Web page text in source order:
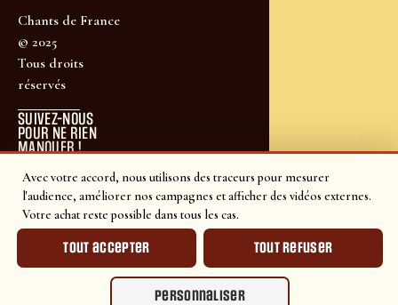
Avec votre accord, nous utilisons des traceurs pour mesurer
l'audience, améliorer nos campagnes et afficher des vidéos externes.
Votre achat reste possible dans tous les cas.
Tout accepter Tout refuser
Personnaliser
Chants de France
© 2025
Tous droits
réservés
SUIVEZ-NOUS
POUR NE RIEN
MANQUER !